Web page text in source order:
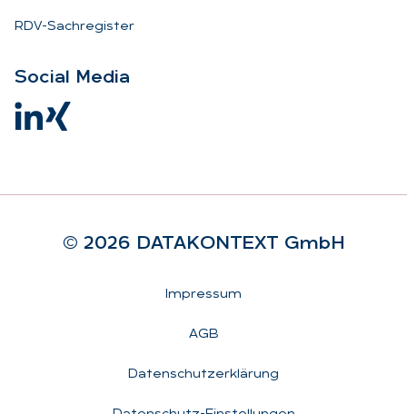
RDV-Sachregister
So­ci­al Me­dia
© 2026 DA­TA­KON­TEXT GmbH
Impressum
AGB
Datenschutzerklärung